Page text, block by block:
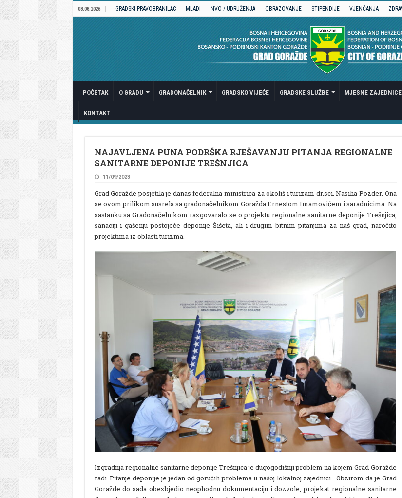
08.08.2026 GRADSKI PRAVOBRANILAC MLADI NVO / UDRUŽENJA OBRAZOVANJE STIPENDIJE VJENČANJA
POČETAK O GRADU GRADONAČELNIK GRADSKO VIJEĆE GRADSKE SLUŽBE MJESNE ZAJEDNICE
KONTAKT
NAJAVLJENA PUNA PODRŠKA RJEŠAVANJU PITANJA REGIONALNE
SANITARNE DEPONIJE TREŠNJICA
11/09/2023
Grad Goražde posjetila je danas federalna ministrica za okoliš i turizam dr.sci. Nasiha Pozder. Ona
se ovom prilikom susrela sa gradonačelnikom Goražda Ernestom Imamovićem i saradnicima. Na
sastanku sa Gradonačelnikom razgovaralo se o projektu regionalne sanitarne deponije Trešnjica,
sanaciji i gašenju postojeće deponije Šišeta, ali i drugim bitnim pitanjima za naš grad, naročito
projektima iz oblasti turizma.
Izgradnja regionalne sanitarne deponije Trešnjica je dugogodišnji problem na kojem Grad Goražde
radi. Pitanje deponije je jedan od gorućih problema u našoj lokalnoj zajednici. Obzirom da je Grad
Goražde do sada obezbjedio neophodnu dokumentaciju i dozvole, projekat regionalne sanitarne